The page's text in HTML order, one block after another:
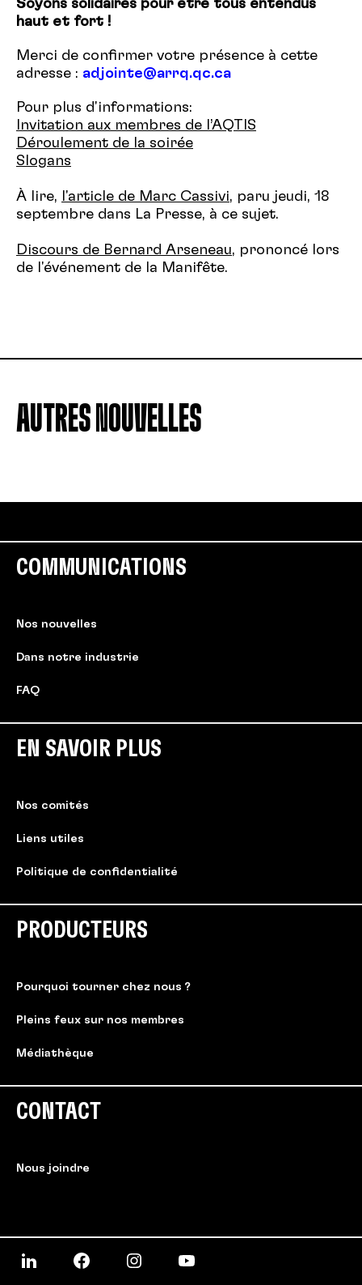
Soyons solidaires pour être tous entendus
haut et fort !
Merci de confirmer votre présence à cette
adresse : adjointe@arrq.qc.ca
Pour plus d'informations:
Invitation aux membres de l’AQTIS
Déroulement de la soirée
Slogans
À lire, l'article de Marc Cassivi, paru jeudi, 18
septembre dans La Presse, à ce sujet.
Discours de Bernard Arseneau, prononcé lors
de l'événement de la Manifête.
AUTRES NOUVELLES
COMMUNICATIONS
Nos nouvelles
Dans notre industrie
FAQ
EN SAVOIR PLUS
Nos comités
Liens utiles
Politique de confidentialité
PRODUCTEURS
Pourquoi tourner chez nous ?
Pleins feux sur nos membres
Médiathèque
CONTACT
Nous joindre